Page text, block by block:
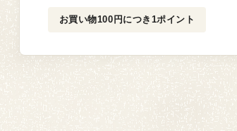
お買い物100円につき1ポイント